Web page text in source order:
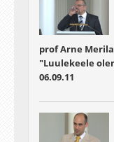
prof Arne
"Luulekeele
06.09.11